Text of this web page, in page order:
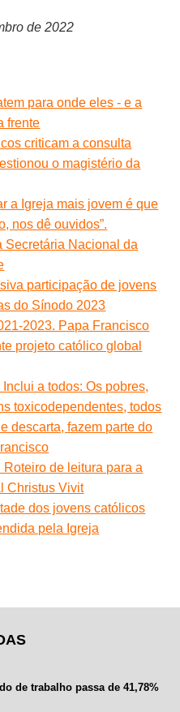
de 2022
para onde eles - e a
frente
criticam a consulta
o magistério da
a Igreja mais jovem é que
nos dê ouvidos”.
Secretária Nacional da
participação de jovens
do Sínodo 2023
2023. Papa Francisco
projeto católico global
a todos: Os pobres,
toxicodependentes, todos
descarta, fazem parte do
de leitura para a
Christus Vivit
dos jovens católicos
pela Igreja
de trabalho passa de 41,78%